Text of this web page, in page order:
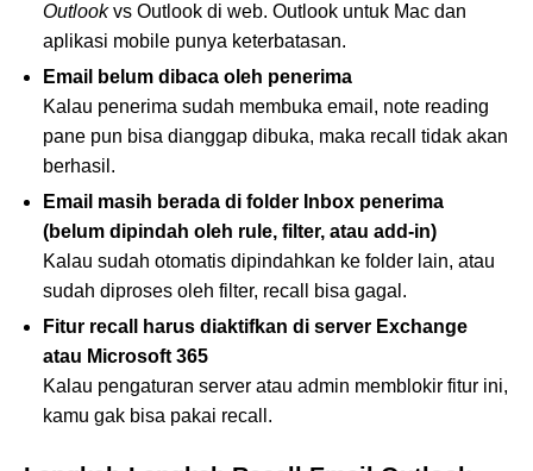
Outlookvs Outlook di web. Outlook untuk Mac dan
aplikasi mobile punya keterbatasan.
Email belum dibaca oleh penerima
Kalau penerima sudah membuka email, note reading
pane pun bisa dianggap dibuka, maka recall tidak akan
berhasil.
Email masih berada di folder Inbox penerima
(belum dipindah oleh rule, filter, atau add-in)
Kalau sudah otomatis dipindahkan ke folder lain, atau
sudah diproses oleh filter, recall bisa gagal.
Fitur recall harus diaktifkan di server Exchange
atau Microsoft 365
Kalau pengaturan server atau admin memblokir fitur ini,
kamu gak bisa pakai recall.